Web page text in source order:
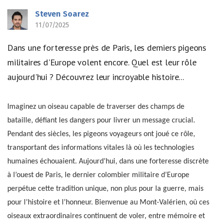
Steven Soarez
11/07/2025
Dans une forteresse près de Paris, les derniers pigeons
militaires d'Europe volent encore. Quel est leur rôle
aujourd'hui ? Découvrez leur incroyable histoire...
Imaginez un oiseau capable de traverser des champs de
bataille, défiant les dangers pour livrer un message crucial.
Pendant des siècles, les pigeons voyageurs ont joué ce rôle,
transportant des informations vitales là où les technologies
humaines échouaient. Aujourd’hui, dans une forteresse discrète
à l’ouest de Paris, le dernier colombier militaire d’Europe
perpétue cette tradition unique, non plus pour la guerre, mais
pour l’histoire et l’honneur. Bienvenue au Mont-Valérien, où ces
oiseaux extraordinaires continuent de voler, entre mémoire et